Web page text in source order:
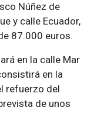
Núñez de
y calle Ecuador,
87.000 euros.
en la calle Mar
en la
refuerzo del
de unos